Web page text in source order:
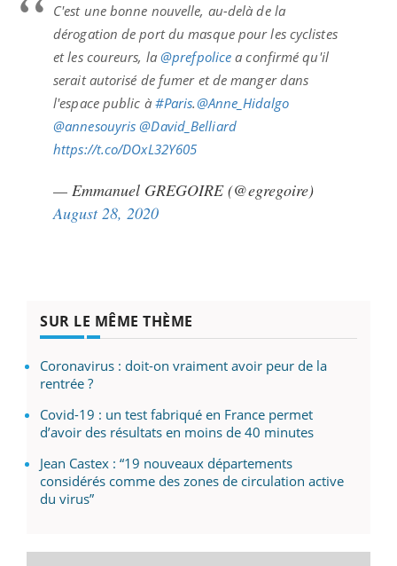
C'est une bonne nouvelle, au-delà de la
dérogation de port du masque pour les cyclistes
et les coureurs, la @prefpolice a confirmé qu'il
serait autorisé de fumer et de manger dans
l'espace public à #Paris.@Anne_Hidalgo
@annesouyris @David_Belliard
https://t.co/DOxL32Y605
— Emmanuel GREGOIRE (@egregoire)
August 28, 2020
SUR LE MÊME THÈME
Coronavirus : doit-on vraiment avoir peur de la
rentrée ?
Covid-19 : un test fabriqué en France permet
d’avoir des résultats en moins de 40 minutes
Jean Castex : “19 nouveaux départements
considérés comme des zones de circulation active
du virus”